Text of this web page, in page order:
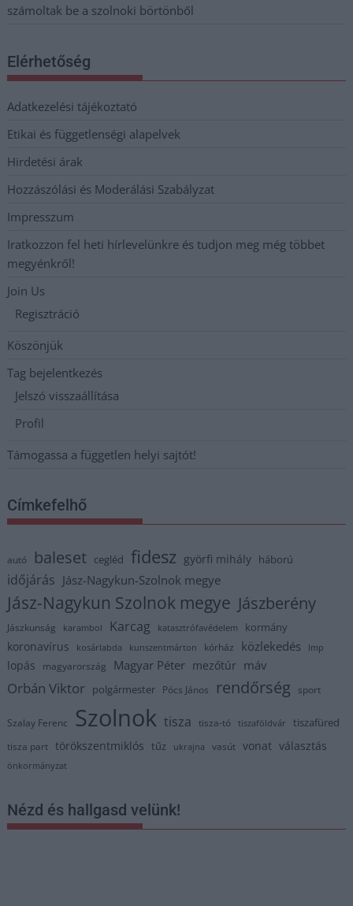
számoltak be a szolnoki börtönből
Elérhetőség
Adatkezelési tájékoztató
Etikai és függetlenségi alapelvek
Hirdetési árak
Hozzászólási és Moderálási Szabályzat
Impresszum
Iratkozzon fel heti hírlevelünkre és tudjon meg még többet
megyénkről!
Join Us
Regisztráció
Köszönjük
Tag bejelentkezés
Jelszó visszaállítása
Profil
Támogassa a független helyi sajtót!
Címkefelhő
autó baleset cegléd fidesz györfi mihály háború
időjárás Jász-Nagykun-Szolnok megye
Jász-Nagykun Szolnok megye Jászberény
Jászkunság karambol Karcag katasztrófavédelem kormány
koronavírus kosárlabda kunszentmárton kórház közlekedés lmp
lopás magyarország Magyar Péter mezőtúr máv
Orbán Viktor polgármester Pócs János rendőrség sport
Szalay Ferenc Szolnok tisza tisza-tó tiszaföldvár tiszafüred
tisza part törökszentmiklós tűz ukrajna vasút vonat választás
önkormányzat
Nézd és hallgasd velünk!